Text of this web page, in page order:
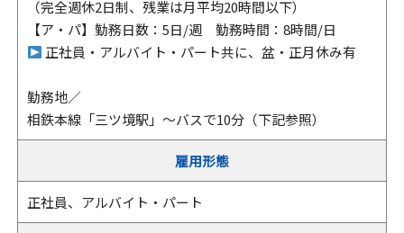
（完全週休2日制、残業は月平均20時間以下）
【ア・パ】勤務日数：5日/週 勤務時間：8時間/日
正社員・アルバイト・パート共に、盆・正月休み有
勤務地／
相鉄本線「三ツ境駅」～バスで10分（下記参照）
雇用形態
正社員、アルバイト・パート